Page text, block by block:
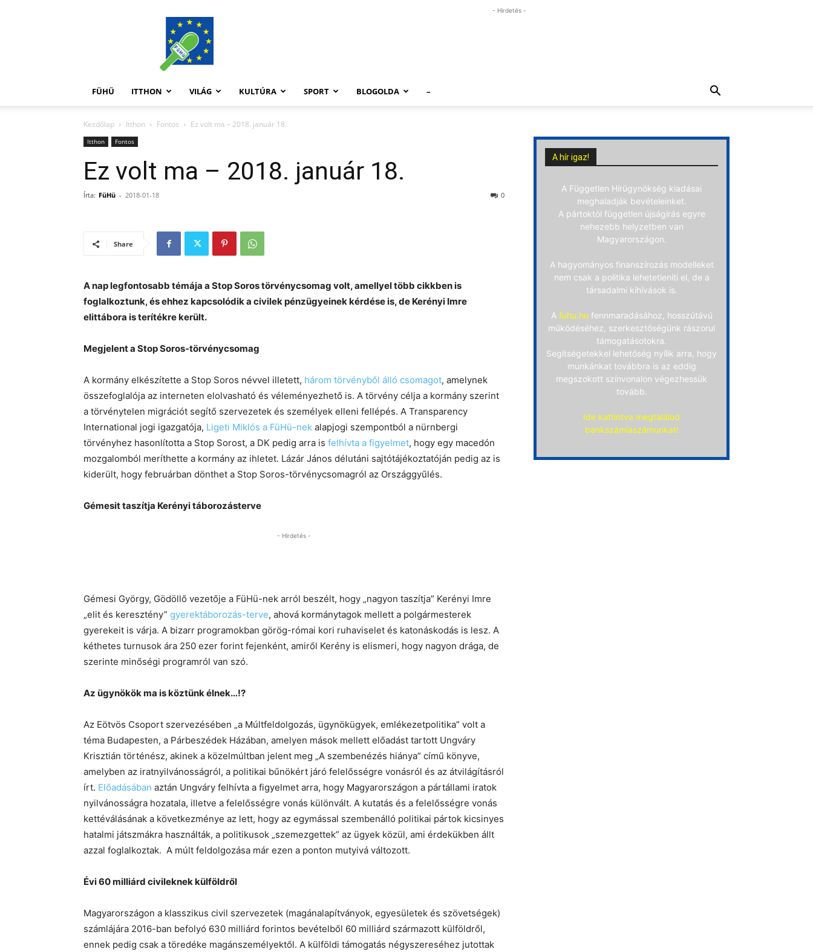
FüHü
- Hirdetés -
FÜHÜ ITTHON VILÁG KULTÚRA SPORT BLOGOLDA –
Kezdőlap Itthon Fontos Ez volt ma – 2018. január 18.
Itthon Fontos
Ez volt ma – 2018. január 18.
Írta: FüHü - 2018-01-18 0
Share
A nap legfontosabb témája a Stop Soros törvénycsomag volt, amellyel több cikkben is
foglalkoztunk, és ehhez kapcsolódik a civilek pénzügyeinek kérdése is, de Kerényi Imre
elittábora is terítékre került.
Megjelent a Stop Soros-törvénycsomag
A kormány elkészítette a Stop Soros névvel illetett, három törvényből álló csomagot, amelynek
összefoglalója az interneten elolvasható és véleményezhető is. A törvény célja a kormány szerint
a törvénytelen migrációt segítő szervezetek és személyek elleni fellépés. A Transparency
International jogi igazgatója, Ligeti Miklós a FüHü-nek alapjogi szempontból a nürnbergi
törvényhez hasonlította a Stop Sorost, a DK pedig arra is felhívta a figyelmet, hogy egy macedón
mozgalomból meríthette a kormány az ihletet. Lázár János délutáni sajtótájékoztatóján pedig az is
kiderült, hogy februárban dönthet a Stop Soros-törvénycsomagról az Országgyűlés.
Gémesit taszítja Kerényi táborozásterve
- Hirdetés -
Gémesi György, Gödöllő vezetője a FüHü-nek arról beszélt, hogy „nagyon taszítja” Kerényi Imre
„elit és keresztény” gyerektáborozás-terve, ahová kormánytagok mellett a polgármesterek
gyerekeit is várja. A bizarr programokban görög-római kori ruhaviselet és katonáskodás is lesz. A
kéthetes turnusok ára 250 ezer forint fejenként, amiről Kerény is elismeri, hogy nagyon drága, de
szerinte minőségi programról van szó.
Az ügynökök ma is köztünk élnek…!?
Az Eötvös Csoport szervezésében „a Múltfeldolgozás, ügynökügyek, emlékezetpolitika” volt a
téma Budapesten, a Párbeszédek Házában, amelyen mások mellett előadást tartott Ungváry
Krisztián történész, akinek a közelmúltban jelent meg „A szembenézés hiánya” című könyve,
amelyben az iratnyilvánosságról, a politikai bűnökért járó felelősségre vonásról és az átvilágításról
írt. Előadásában aztán Ungváry felhívta a figyelmet arra, hogy Magyarországon a pártállami iratok
nyilvánosságra hozatala, illetve a felelősségre vonás különvált. A kutatás és a felelősségre vonás
kettéválásának a következménye az lett, hogy az egymással szembenálló politikai pártok kicsinyes
hatalmi játszmákra használták, a politikusok „szemezgettek” az ügyek közül, ami érdekükben állt
azzal foglalkoztak. A múlt feldolgozása már ezen a ponton mutyivá változott.
Évi 60 milliárd civileknek külföldről
Magyarországon a klasszikus civil szervezetek (magánalapítványok, egyesületek és szövetségek)
számlájára 2016-ban befolyó 630 milliárd forintos bevételből 60 milliárd származott külföldről,
ennek pedig csak a töredéke magánszemélyektől. A külföldi támogatás négyszereséhez jutottak
A hír igaz!
A Független Hírügynökség kiadásai
meghaladják bevételeinket.
A pártoktól független újságírás egyre
nehezebb helyzetben van
Magyarországon.
A hagyományos finanszírozás modelleket
nem csak a politika lehetetleníti el, de a
társadalmi kihívások is.
A fuhu.hu fennmaradásához, hosszútávú
működéséhez, szerkesztőségünk rászorul
támogatásotokra.
Segítségetekkel lehetőség nyílik arra, hogy
munkánkat továbbra is az eddig
megszokott színvonalon végezhessük
tovább.
Ide kattintva megtalálod
bankszámlaszámunkat!